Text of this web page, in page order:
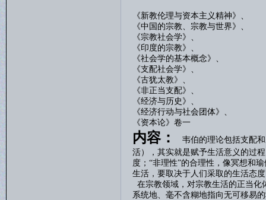
《新教伦理与资本主义精神》、
《中国的宗教、宗教与世界》、
《宗教社会学》、
《印度的宗教》、
《社会学的基本概念》、
《支配社会学》、
《古犹太教》、
《非正当支配》、
《经济与历史》、
《经济行动与社会团体》、
《资本论》卷一
内容：
韦伯的理论包括支配
活），其实就是赋予生活意义的过
度；“非理性”的合理性，像冥想和
生活，要取决于人们采取的生活态
在宗教领域，对宗教生活的正当化
系统地、毫不含糊地指向无可移易